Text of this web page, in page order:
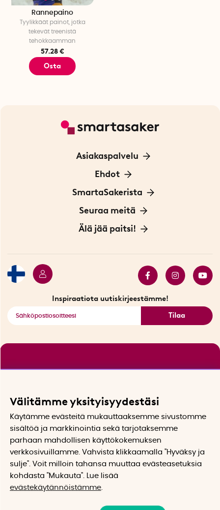
Rannepaino
Tyylikkäät painot, jotka
tekevät treenistä
tehokkaamman
57.28 €
Osta
Asiakaspalvelu
Ota yhteyttä
Ehdot
Tietoa evästeistä
Yksityisyydensuoja
Sopimusehdot
SmartaSakerista
Meistä
Myymälä Tukholmassa
Seuraa meitä
Innovaattoriblogi
Älä jää paitsi!
Inspiraatiota uutiskirjeestämme!
Tilaa
Välitämme yksityisyydestäsi
Käytämme evästeitä mukauttaaksemme sivustomme
sisältöä ja markkinointia sekä tarjotaksemme
parhaan mahdollisen käyttökokemuksen
verkkosivuillamme. Vahvista klikkaamalla "Hyväksy ja
sulje". Voit milloin tahansa muuttaa evästeasetuksia
kohdasta "Mukauta". Lue lisää
evästekäytännöistämme